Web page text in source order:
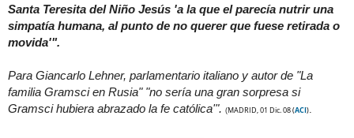
Santa Teresita del Niño Jesús 'a la que el parecía nutrir una
simpatía humana, al punto de no querer que fuese retirada o
movida'".
Para Giancarlo Lehner, parlamentario italiano y autor de "La
familia Gramsci en Rusia" "no sería una gran sorpresa si
Gramsci hubiera abrazado la fe católica'". (MADRID, 01 Dic. 08(ACI)